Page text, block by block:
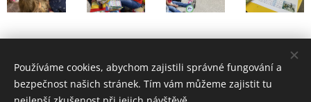
Návštěva knihovny
Používáme cookies, abychom zajistili správné fungování a
bezpečnost našich stránek. Tím vám můžeme zajistit tu